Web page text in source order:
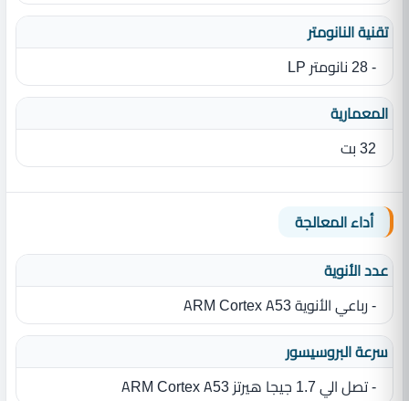
تقنية النانومتر
- 28 نانومتر LP
المعمارية
32 بت
أداء المعالجة
عدد الأنوية
- رباعي الأنوية ARM Cortex A53
سرعة البروسيسور
- تصل الي 1.7 جيجا هيرتز ARM Cortex A53